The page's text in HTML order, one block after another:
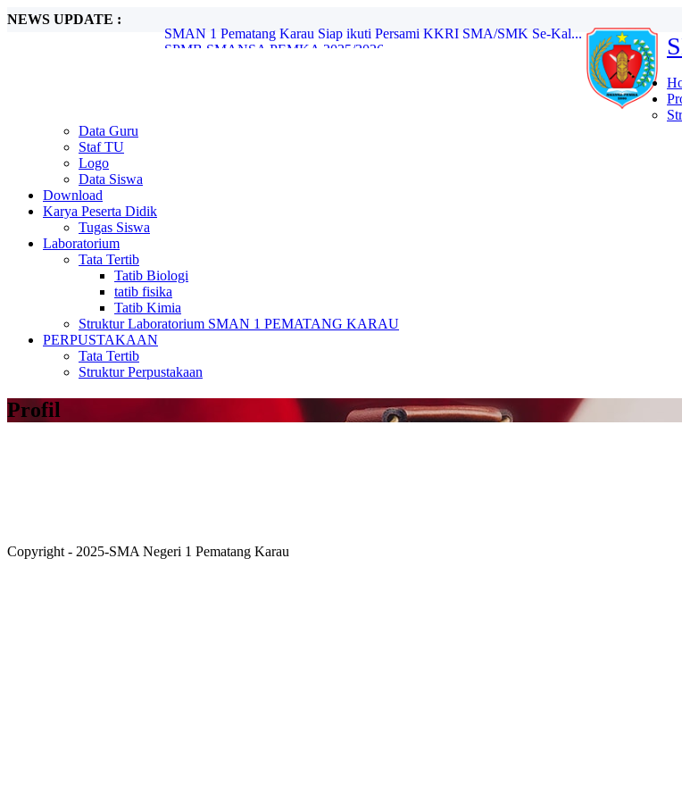
NEWS UPDATE :
SMAN 1 Pematang Karau Siap ikuti Persami KKRI SMA/SMK Se-Kal...
SPMB SMANSA PEMKA 2025/2026...
Data Guru
Staf TU
Logo
Data Siswa
Download
Karya Peserta Didik
Tugas Siswa
Laboratorium
Tata Tertib
Tatib Biologi
tatib fisika
Tatib Kimia
Struktur Laboratorium SMAN 1 PEMATANG KARAU
PERPUSTAKAAN
Tata Tertib
Struktur Perpustakaan
Profil
Copyright - 2025-SMA Negeri 1 Pematang Karau